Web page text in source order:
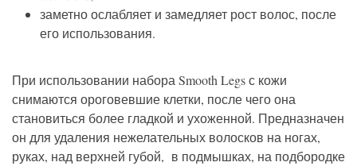
заметно ослабляет и замедляет рост волос, после
его использования.
При использовании набора Smooth Legs с кожи
снимаются ороговевшие клетки, после чего она
становиться более гладкой и ухоженной. Предназначен
он для удаления нежелательных волосков на ногах,
руках, над верхней губой, в подмышках, на подбородке